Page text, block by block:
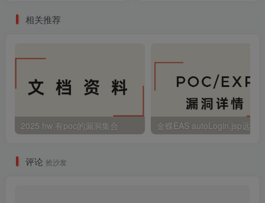
相关推荐
2025 hw 有poc的漏洞集合
评论 抢沙发